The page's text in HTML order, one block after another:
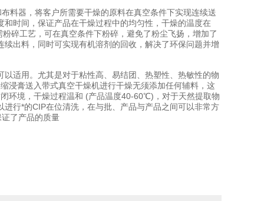
料器，将客户所需要干燥的原料在真空条件下实现连续送
时间，保证产品在干燥过程中的均匀性，干燥的温度在
碎工艺，可在真空条件下粉碎，避免了粉尘飞扬，增加了
出料，同时可实现有机溶剂的回收，解决了环保问题并增
适用。尤其是对于粘性高、易结团、热塑性、热敏性的物
浸膏送入带式真空干燥机进行干燥无须添加任何辅料，这
环境，干燥过程温和 (产品温度40-60℃)，对于天然提取物
行*的CIP在位清洗，在与批、产品与产品之间可以非常方
了产品的质量